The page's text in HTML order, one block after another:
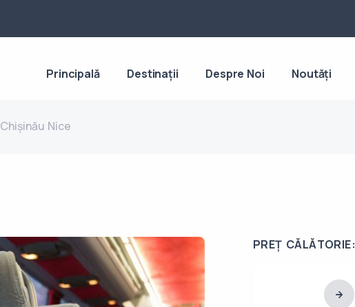
Principală Destinații Despre Noi Noutăți
Chișinău Nice
PREȚ CĂLĂTORIE: